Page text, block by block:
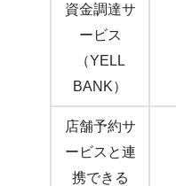
資金調達サ
ービス
（YELL
BANK）
店舗予約サ
ービスと連
携できる